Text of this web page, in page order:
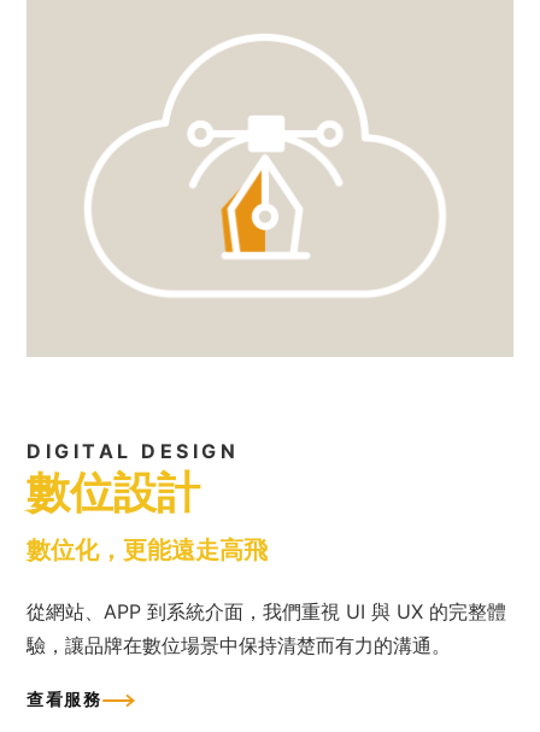
DIGITAL DESIGN
數位設計
數位化，更能遠走高飛
從網站、APP 到系統介面，我們重視 UI 與 UX 的完整體
驗，讓品牌在數位場景中保持清楚而有力的溝通。
查看服務